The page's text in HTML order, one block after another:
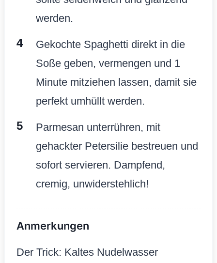
werden.
Gekochte Spaghetti direkt in die
Soße geben, vermengen und 1
Minute mitziehen lassen, damit sie
perfekt umhüllt werden.
Parmesan unterrühren, mit
gehackter Petersilie bestreuen und
sofort servieren. Dampfend,
cremig, unwiderstehlich!
Anmerkungen
Der Trick: Kaltes Nudelwasser